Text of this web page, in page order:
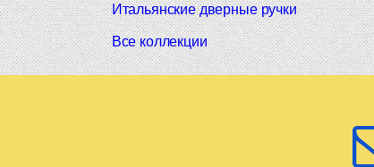
Итальянские дверные ручки
Все коллекции